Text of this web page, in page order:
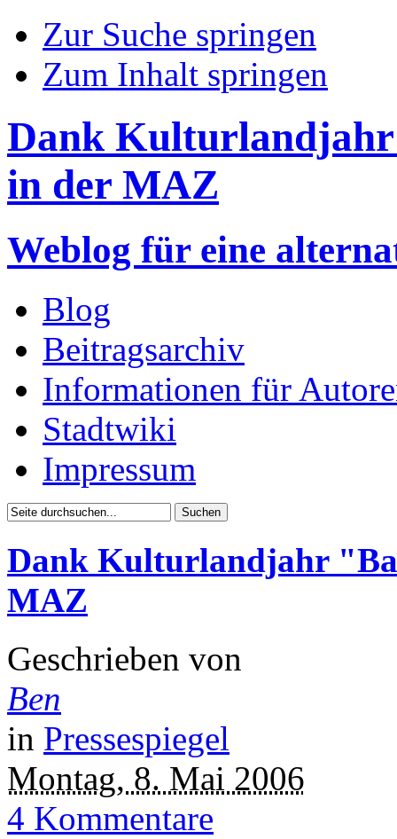
Zur Suche springen
Zum Inhalt springen
Dank
in der MAZ
Weblog für eine
Blog
Beitragsarchiv
Informationen für
Stadtwiki
Impressum
Dank Kulturlandjahr
MAZ
Geschrieben von
Ben
in Pressespiegel
Montag, 8. Mai 2006
4 Kommentare